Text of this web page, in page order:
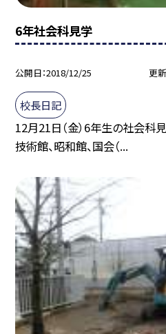
6年社会科見学
公開日 2018/12/25 更
校長日記
12月21日（金）6年生の社会科
技術館、昭和館、国会（...